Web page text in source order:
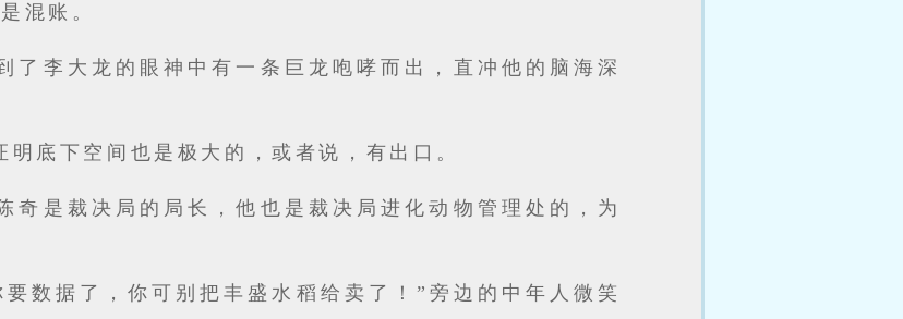
混账。
了李大龙的眼神中有一条巨龙咆哮而出，直冲他的脑海深
底下空间也是极大的，或者说，有出口。
奇是裁决局的局长，他也是裁决局进化动物管理处的，为
数据了，你可别把丰盛水稻给卖了！”旁边的中年人微笑